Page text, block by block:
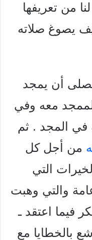
من تعريفها
يصوغ صلاته
أن يمجد
معه وفي
في المجد . ثم
من أجل كل
التي
والتي وهبت
فيما اعتقد ـ
بالخطايا مع